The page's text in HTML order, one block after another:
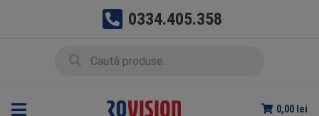
0334.405.358
0,00 lei